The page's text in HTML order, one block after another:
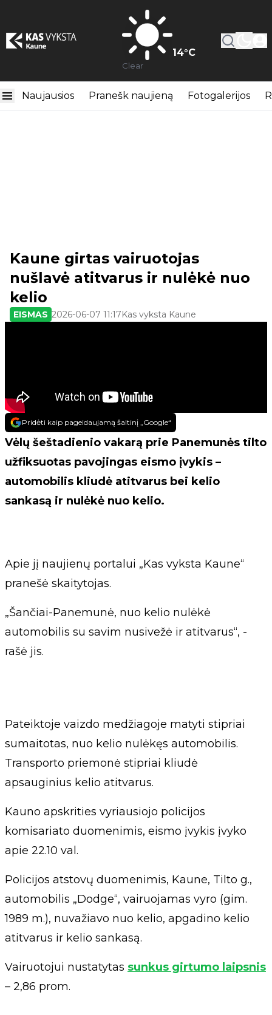
14°C
Clear
Naujausios Pranešk naujieną Fotogalerijos
Kaune girtas vairuotojas
nušlavė atitvarus ir nulėkė nuo
kelio
EISMAS 2026-06-07 11:17Kas vyksta Kaune
Pridėti kaip pageidaujamą šaltinį „Google“
Vėlų šeštadienio vakarą prie Panemunės tilto
užfiksuotas pavojingas eismo įvykis –
automobilis kliudė atitvarus bei kelio
sankasą ir nulėkė nuo kelio.
Apie jį naujienų portalui „Kas vyksta Kaune“
pranešė skaitytojas.
„Šančiai-Panemunė, nuo kelio nulėkė
automobilis su savim nusivežė ir atitvarus“, -
rašė jis.
Pateiktoje vaizdo medžiagoje matyti stipriai
sumaitotas, nuo kelio nulėkęs automobilis.
Transporto priemonė stipriai kliudė
apsauginius kelio atitvarus.
Kauno apskrities vyriausiojo policijos
komisariato duomenimis, eismo įvykis įvyko
apie 22.10 val.
Policijos atstovų duomenimis, Kaune, Tilto g.,
automobilis „Dodge“, vairuojamas vyro (gim.
1989 m.), nuvažiavo nuo kelio, apgadino kelio
atitvarus ir kelio sankasą.
Vairuotojui nustatytas sunkus girtumo laipsnis
– 2,86 prom.